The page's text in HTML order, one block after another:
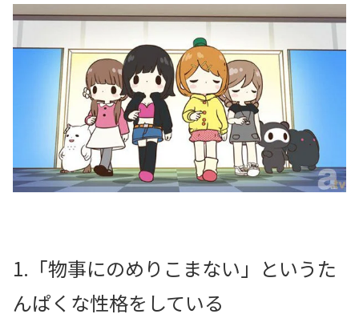
1.「物事にのめりこまない」というた
んぱくな性格をしている